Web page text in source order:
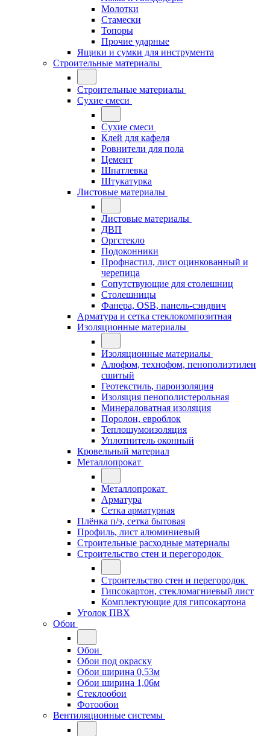
Молотки
Стамески
Топоры
Прочие ударные
Ящики и сумки для инструмента
Строительные материалы
Строительные материалы
Сухие смеси
Сухие смеси
Клей для кафеля
Ровнители для пола
Цемент
Шпатлевка
Штукатурка
Листовые материалы
Листовые материалы
ДВП
Оргстекло
Подоконники
Профнастил, лист оцинкованный и
черепица
Сопутствующие для столешниц
Столешницы
Фанера, OSB, панель-сэндвич
Арматура и сетка стеклокомпозитная
Изоляционные материалы
Изоляционные материалы
Алюфом, технофом, пенополиэтилен
сшитый
Геотекстиль, пароизоляция
Изоляция пенополистерольная
Минераловатная изоляция
Поролон, евроблок
Теплошумоизоляция
Уплотнитель оконный
Кровельный материал
Металлопрокат
Металлопрокат
Арматура
Сетка арматурная
Плёнка п/э, сетка бытовая
Профиль, лист алюминиевый
Строительные расходные материалы
Строительство стен и перегородок
Строительство стен и перегородок
Гипсокартон, стекломагниевый лист
Комплектующие для гипсокартона
Уголок ПВХ
Обои
Обои
Обои под окраску
Обои ширина 0,53м
Обои ширина 1,06м
Стеклообои
Фотообои
Вентиляционные системы